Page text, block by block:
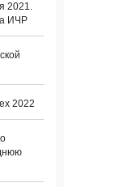
2021.
ИЧР
2022